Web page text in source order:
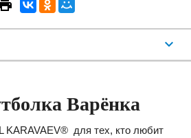
Варёнка
KARAVAEV® для тех, кто любит